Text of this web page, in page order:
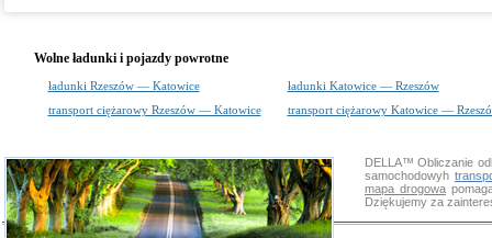
Wolne ładunki i pojazdy powrotne
ładunki Rzeszów — Katowice
ładunki Katowice — Rzeszów
transport ciężarowy Rzeszów — Katowice
transport ciężarowy Katowice —
DELLA™Obliczanie
samochodowyh
mapa drogowa
Dziękujemy za